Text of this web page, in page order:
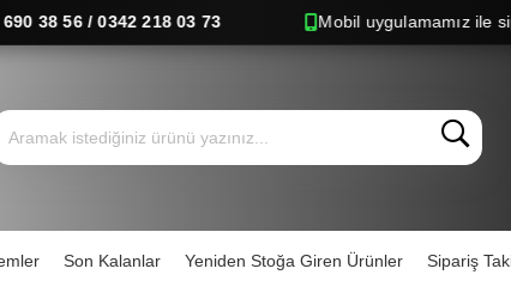
38 56 / 0342 218 03 73 Mobil uygulamamız ile
Son Kalanlar Yeniden Stoğa Giren Ürünler Sipariş